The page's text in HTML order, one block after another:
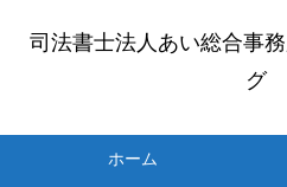
司法書士法人あい総合事
グ
ホーム